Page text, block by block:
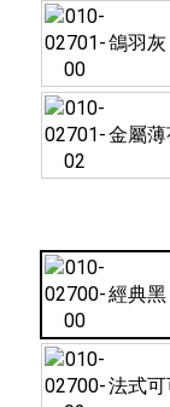
鴿羽灰
金屬
經典黑
法式